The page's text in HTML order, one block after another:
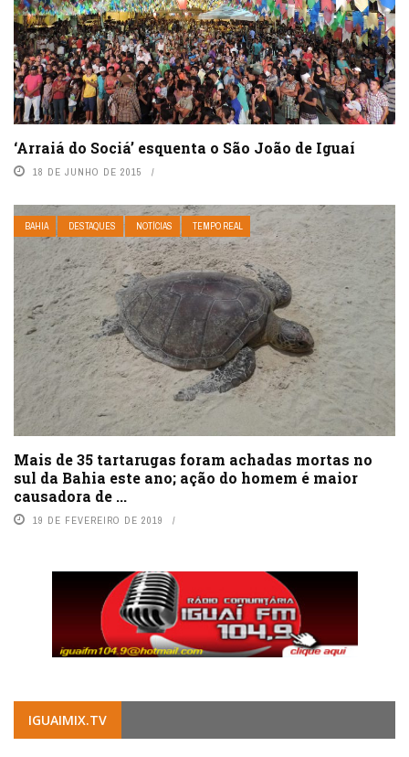
‘Arraiá do Sociá’ esquenta o São João de Iguaí
18 DE JUNHO DE 2015
BAHIA DESTAQUES NOTÍCIAS TEMPO REAL
Mais de 35 tartarugas foram achadas mortas no
sul da Bahia este ano; ação do homem é maior
causadora de ...
19 DE FEVEREIRO DE 2019
IGUAIMIX.TV